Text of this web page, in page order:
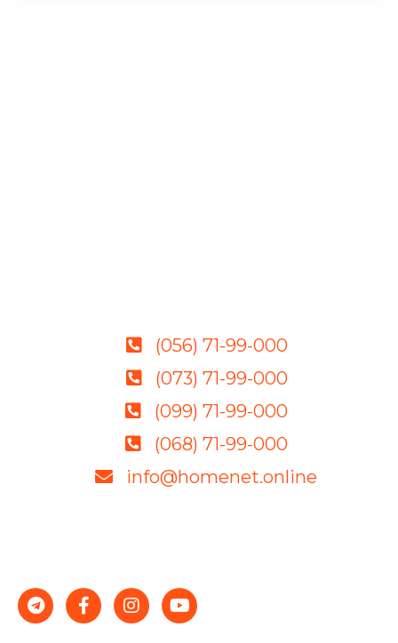
(056) 71-99-000
(073) 71-99-000
(099) 71-99-000
(068) 71-99-000
info@homenet.online